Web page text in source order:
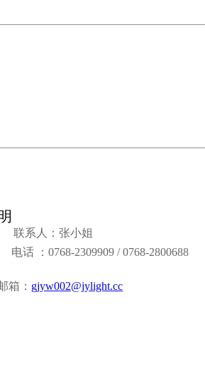
小姐
电话 ：0768-2309909 / 0768-2800688
gjyw002@jylight.cc